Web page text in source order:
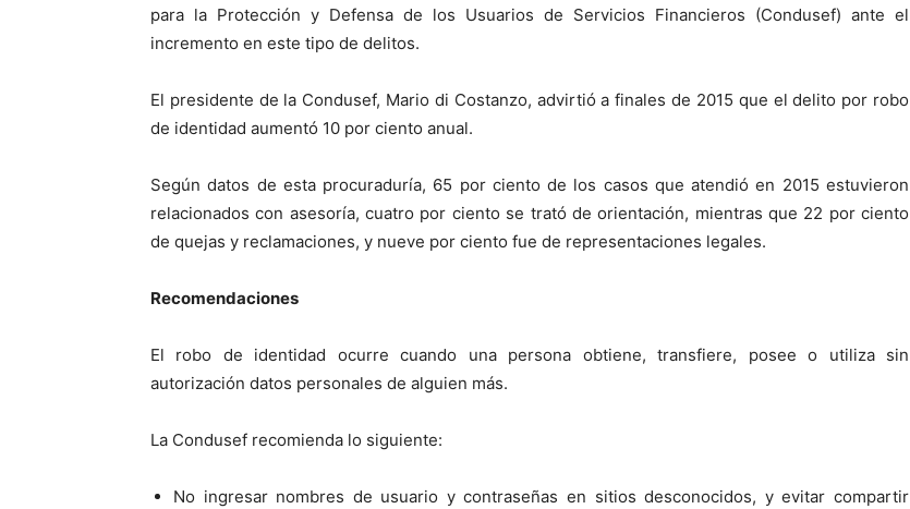
para la Protección y Defensa de los Usuarios de Servicios Financieros (Condusef) ante el
incremento en este tipo de delitos.
El presidente de la Condusef, Mario di Costanzo, advirtió a finales de 2015 que el delito por robo
de identidad aumentó 10 por ciento anual.
Según datos de esta procuraduría, 65 por ciento de los casos que atendió en 2015 estuvieron
relacionados con asesoría, cuatro por ciento se trató de orientación, mientras que 22 por ciento
de quejas y reclamaciones, y nueve por ciento fue de representaciones legales.
Recomendaciones
El robo de identidad ocurre cuando una persona obtiene, transfiere, posee o utiliza sin
autorización datos personales de alguien más.
La Condusef recomienda lo siguiente:
No ingresar nombres de usuario y contraseñas en sitios desconocidos, y evitar compartir